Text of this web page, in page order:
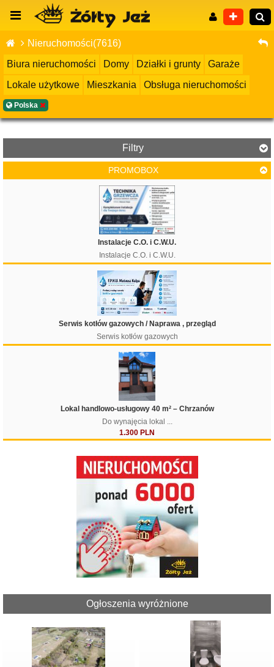
Nieruchomości(7616)
Biura nieruchomości
Domy Działki i grunty
Garaże
Lokale użytkowe
Mieszkania Obsługa nieruchomości
Polska
Filtry
Filtruj
PROMOBOX
Instalacje C.O. i C.W.U.
Instalacje C.O. i C.W.U.
Serwis kotłów gazowych / Naprawa , przegląd
Serwis kotłów gazowych
Lokal handlowo-usługowy 40 m² – Chrzanów
Do wynajęcia lokal ...
1.300 PLN
Ogłoszenia wyróżnione